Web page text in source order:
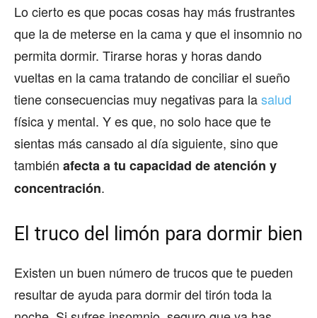
Lo cierto es que pocas cosas hay más frustrantes
que la de meterse en la cama y que el insomnio no
permita dormir. Tirarse horas y horas dando
vueltas en la cama tratando de conciliar el sueño
tiene consecuencias muy negativas para lasalud
física y mental. Y es que, no solo hace que te
sientas más cansado al día siguiente, sino que
también afecta a tu capacidad de atención y
concentración.
El truco del limón para dormir bien
Existen un buen número de trucos que te pueden
resultar de ayuda para dormir del tirón toda la